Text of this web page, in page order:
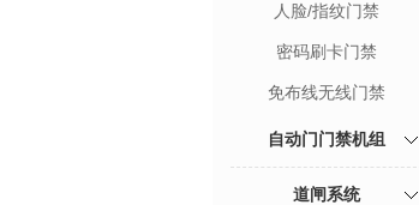
人脸/指纹门禁
密码刷卡门禁
免布线无线门禁
自动门门禁机组
道闸系统